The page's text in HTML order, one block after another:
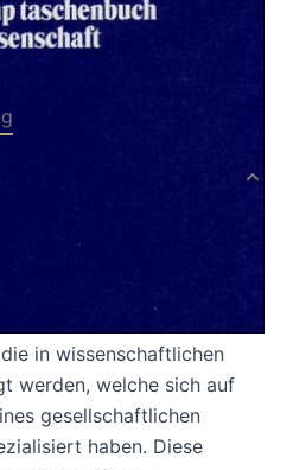
solchen
in wissenschaftlichen
werden, welche sich auf
gesellschaftlichen
haben. Diese